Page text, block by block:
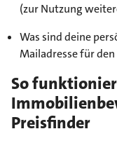
(zur Nutzung
Was sind deine
Mailadresse für den
So
Preisfinder